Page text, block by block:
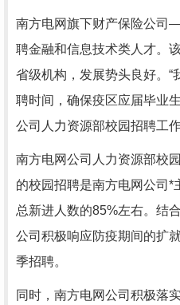
南方电网旗下财产保险公司
聘金融和信息技术类人才。
省级机构，发展势头良好。“
聘时间，确保疫区应届毕业
公司人力资源部校园招聘工
南方电网公司人力资源部校
的校园招聘是南方电网公司*
总新进人数的85%左右。结
公司积极响应防疫期间的扩
季招聘。
同时，南方电网公司积极落